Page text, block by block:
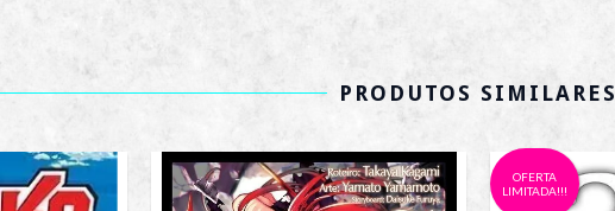
PRODUTOS SIMILARES
OFERTA
LIMITADA!!!